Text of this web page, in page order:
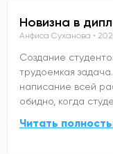
Новизна в
Анфиса Суханова
Создание
трудоемкая
написание всей
обидно, когда
Читать